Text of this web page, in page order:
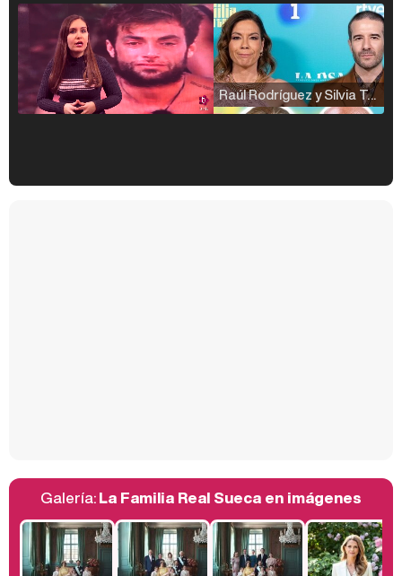
Raúl Rodríguez y Silvia Taulés nos cuentan su papel en 'La familia de la tele'
Galería:La Familia Real Sueca en imágenes